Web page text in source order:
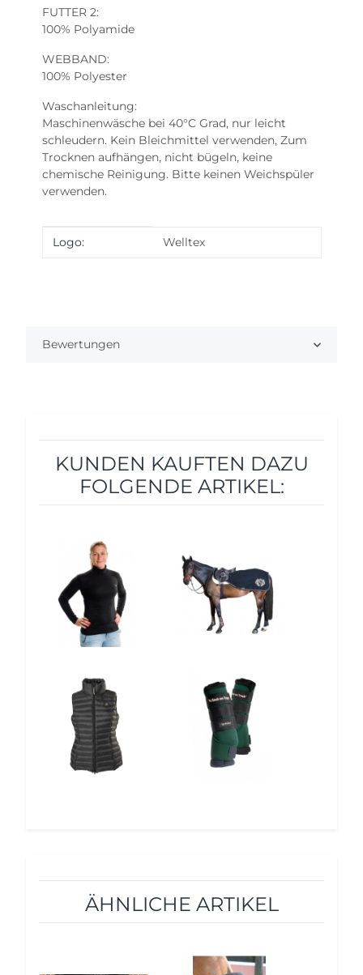
FUTTER 2:
100% Polyamide
WEBBAND:
100% Polyester
Waschanleitung:
Maschinenwäsche bei 40°C Grad, nur leicht
schleudern. Kein Bleichmittel verwenden, Zum
Trocknen aufhängen, nicht bügeln, keine
chemische Reinigung. Bitte keinen Weichspüler
verwenden.
Produkteigenschaft
Wert
Logo: Welltex
Bewertungen
KUNDEN KAUFTEN DAZU
FOLGENDE ARTIKEL:
12%
12%
ÄHNLICHE ARTIKEL